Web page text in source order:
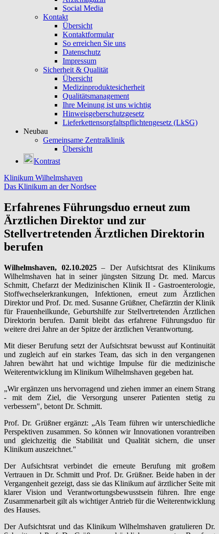
Social Media
Kontakt
Übersicht
Kontaktformular
So erreichen Sie uns
Datenschutz
Impressum
Sicherheit & Qualität
Übersicht
Medizinproduktesicherheit
Qualitätsmanagement
Ihre Meinung ist uns wichtig
Hinweisgeberschutzgesetz
Lieferkettensorgfaltspflichtengesetz (LkSG)
Neubau
Gemeinsame Zentralklinik
Übersicht
Kontrast
Klinikum Wilhelmshaven
Das Klinikum an der Nordsee
Erfahrenes Führungsduo erneut zum
Ärztlichen Direktor und zur
Stellvertretenden Ärztlichen Direktorin
berufen
Wilhelmshaven, 02.10.2025– Der Aufsichtsrat des Klinikums
Wilhelmshaven hat in seiner jüngsten Sitzung Dr. med. Marcus
Schmitt, Chefarzt der Medizinischen Klinik II - Gastroenterologie,
Stoffwechselerkrankungen, Infektionen, erneut zum Ärztlichen
Direktor und Prof. Dr. med. Susanne Grüßner, Chefärztin der Klinik
für Frauenheilkunde, Geburtshilfe zur Stellvertretenden Ärztlichen
Direktorin berufen. Damit bleibt das erfahrene Führungsduo für
weitere drei Jahre an der Spitze der ärztlichen Verantwortung.
Mit dieser Berufung setzt der Aufsichtsrat bewusst auf Kontinuität
und zugleich auf ein starkes Team, das sich in den vergangenen
Jahren bewährt hat und wichtige Impulse für die medizinische
Weiterentwicklung im Klinikum Wilhelmshaven gegeben hat.
„Wir ergänzen uns hervorragend und ziehen immer an einem Strang
- mit dem Ziel, die Versorgung unserer Patienten stetig zu
verbessern", betont Dr. Schmitt.
Prof. Dr. Grüßner ergänzt: „Als Team führen wir unterschiedliche
Perspektiven zusammen. So können wir Innovationen vorantreiben
und gleichzeitig die Stabilität und Qualität sichern, die unser
Klinikum auszeichnet."
Der Aufsichtsrat verbindet die erneute Berufung mit großem
Vertrauen in Dr. Schmitt und Prof. Dr. Grüßner. Beide haben in der
Vergangenheit gezeigt, dass sie das Klinikum auf ärztlicher Seite mit
klarer Vision und Verantwortungsbewusstsein führen. Ihre enge
Zusammenarbeit gilt als wichtiger Antrieb für die Weiterentwicklung
des Hauses.
Der Aufsichtsrat und das Klinikum Wilhelmshaven gratulieren Dr.